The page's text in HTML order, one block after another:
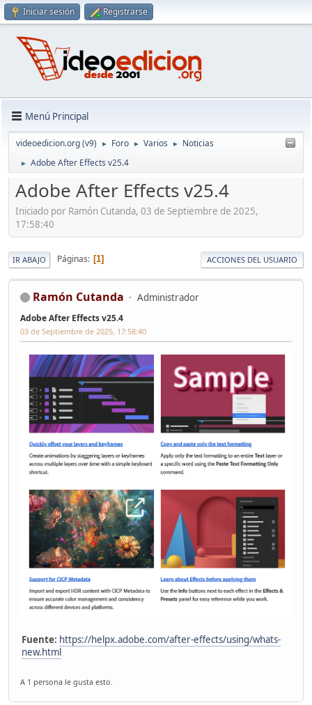
Iniciar sesión Registrarse
Menú Principal
videoedicion.org (v9) ► Foro ► Varios ► Noticias
► Adobe After Effects v25.4
Adobe After Effects v25.4
Iniciado por Ramón Cutanda, 03 de Septiembre de 2025,
17:58:40
IR ABAJO Páginas 1 ACCIONES DEL USUARIO
Ramón Cutanda Administrador
Adobe After Effects v25.4
03 de Septiembre de 2025, 17:58:40
Fuente: https://helpx.adobe.com/after-effects/using/whats-
new.html
A 1 persona le gusta esto.